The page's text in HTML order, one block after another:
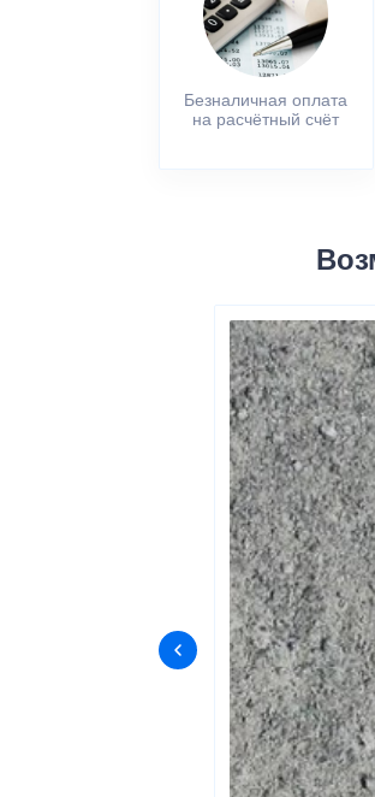
Безналичная оплата
на расчётный счёт